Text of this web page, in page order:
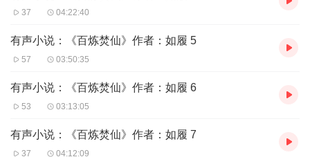
37 04:22:40
有声小说：《百炼焚仙》作者：如履 5
57 03:50:35
有声小说：《百炼焚仙》作者：如履 6
53 03:13:05
有声小说：《百炼焚仙》作者：如履 7
37 04:12:09